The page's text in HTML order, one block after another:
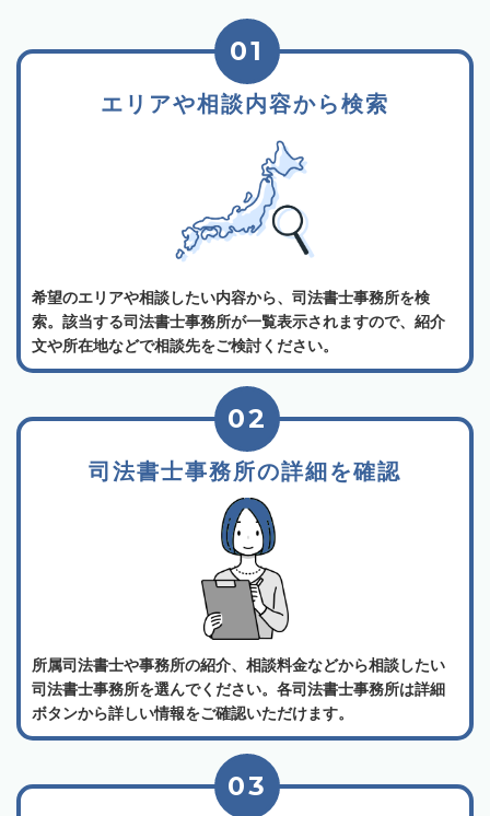
エリアや相談内容から検索
01
希望のエリアや相談したい内容から、司法書士事務所を検
索。該当する司法書士事務所が一覧表示されますので、紹介
文や所在地などで相談先をご検討ください。
司法書士事務所の詳細を確認
02
所属司法書士や事務所の紹介、相談料金などから相談したい
司法書士事務所を選んでください。各司法書士事務所は詳細
ボタンから詳しい情報をご確認いただけます。
03